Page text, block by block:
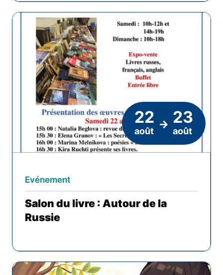
22
août
23
août
Evénement
Salon du livre : Autour de la
Russie